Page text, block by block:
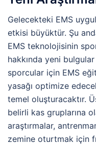
Gelecekteki EMS
etkisi büyüktür. Şu
EMS teknolojisinin
hakkında yeni
sporcular için EMS
yasağı optimize
temel oluşturacaktır.
belirli kas gruplarına
araştırmalar,
zemine oturtmak için